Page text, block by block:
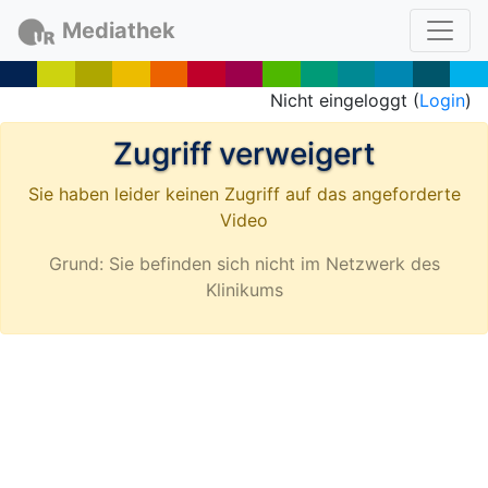
Mediathek
Nicht eingeloggt (Login)
Zugriff verweigert
Sie haben leider keinen Zugriff auf das angeforderte
Video
Grund: Sie befinden sich nicht im Netzwerk des
Klinikums